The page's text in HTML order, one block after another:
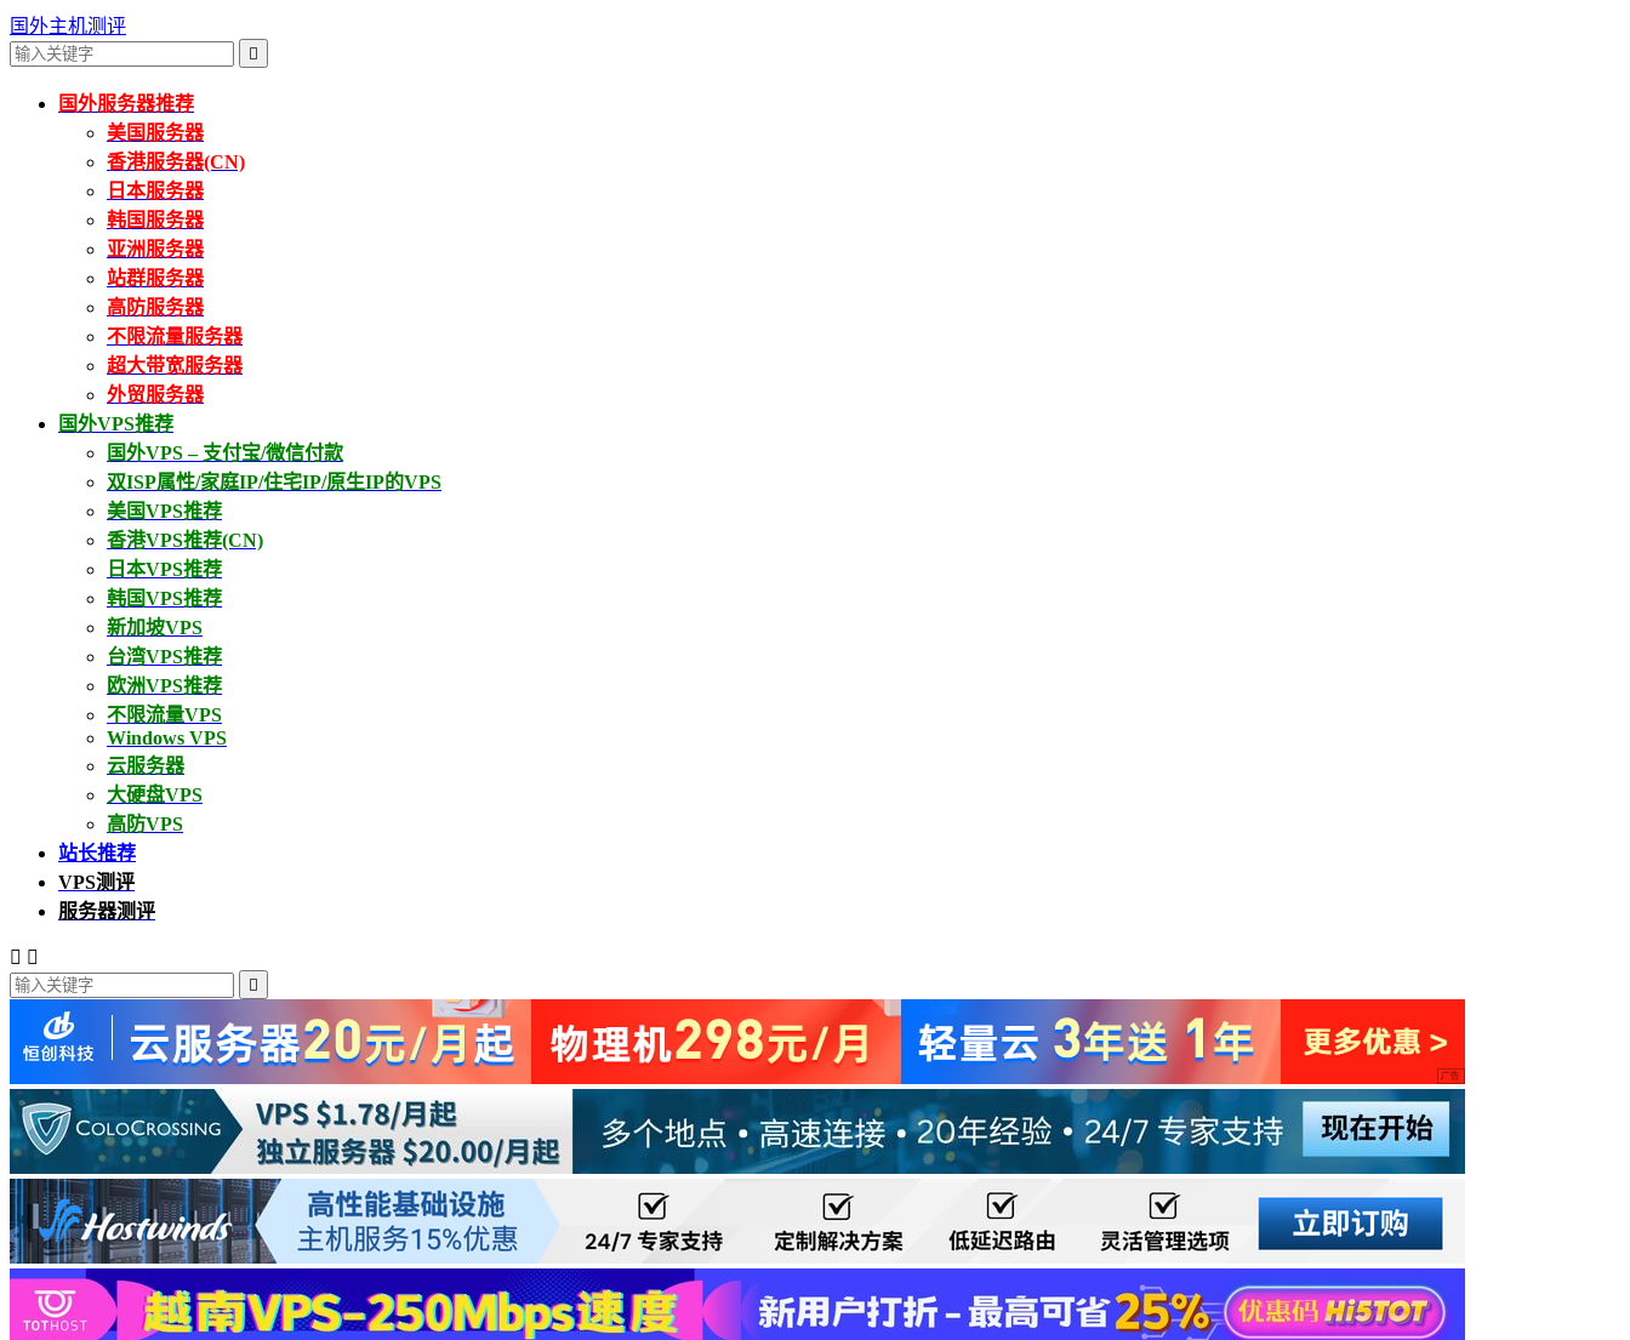
国外主机测评

国外服务器推荐
美国服务器
香港服务器(CN)
日本服务器
韩国服务器
亚洲服务器
站群服务器
高防服务器
不限流量服务器
超大带宽服务器
外贸服务器
国外VPS推荐
国外VPS – 支付宝/微信付款
双ISP属性/家庭IP/住宅IP/原生IP的VPS
美国VPS推荐
香港VPS推荐(CN)
日本VPS推荐
韩国VPS推荐
新加坡VPS
台湾VPS推荐
欧洲VPS推荐
不限流量VPS
Windows VPS
云服务器
大硬盘VPS
高防VPS
站长推荐
VPS测评
服务器测评
 
